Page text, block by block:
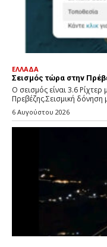
ΕΛΛΑΔΑ
Σεισμός τώρα στην
Ο σεισμός είναι 3.6
Πρεβέζης.Σεισμική δόνηση
6 Αυγούστου 2026